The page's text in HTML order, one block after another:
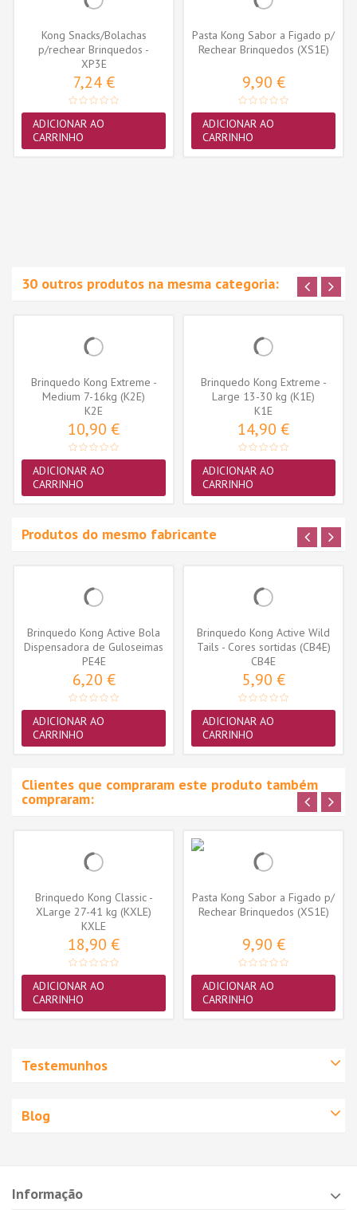
Kong Snacks/Bolachas
p/rechear Brinquedos -
Fígado -...
XP3E
7,24 €
ADICIONAR AO
CARRINHO
Pasta Kong Sabor a Figado p/
Rechear Brinquedos (XS1E)
9,90 €
ADICIONAR AO
CARRINHO
30 outros produtos na mesma categoria:
Brinquedo Kong Extreme -
Medium 7-16kg (K2E)
K2E
10,90 €
ADICIONAR AO
CARRINHO
Brinquedo Kong Extreme -
Large 13-30 kg (K1E)
K1E
14,90 €
ADICIONAR AO
CARRINHO
Produtos do mesmo fabricante
Brinquedo Kong Active Bola
Dispensadora de Guloseimas
(PE4E)
PE4E
6,20 €
ADICIONAR AO
CARRINHO
Brinquedo Kong Active Wild
Tails - Cores sortidas (CB4E)
CB4E
5,90 €
ADICIONAR AO
CARRINHO
Clientes que compraram este produto também
compraram:
Brinquedo Kong Classic -
XLarge 27-41 kg (KXLE)
KXLE
18,90 €
ADICIONAR AO
CARRINHO
Pasta Kong Sabor a Figado p/
Rechear Brinquedos (XS1E)
9,90 €
ADICIONAR AO
CARRINHO
Testemunhos
Blog
Informação